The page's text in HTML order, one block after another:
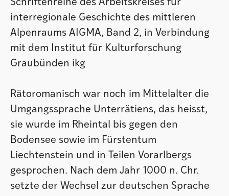
Schriftenreihe des Arbeitskreises für
interregionale Geschichte des mittleren
Alpenraums AIGMA, Band 2, in Verbindung
mit dem Institut für Kulturforschung
Graubünden ikg
Rätoromanisch war noch im Mittelalter die
Umgangssprache Unterrätiens, das heisst,
sie wurde im Rheintal bis gegen den
Bodensee sowie im Fürstentum
Liechtenstein und in Teilen Vorarlbergs
gesprochen. Nach dem Jahr 1000 n. Chr.
setzte der Wechsel zur deutschen Sprache